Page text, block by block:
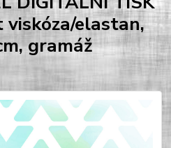
elastan,
gramáž